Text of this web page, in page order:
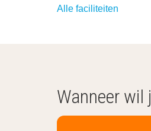
Alle faciliteiten
Wanneer wil